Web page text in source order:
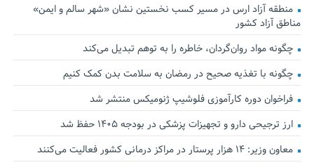
منطقه آزاد ارس در مسیر کسب نخستین نشان «شهر سالم و ایمن»
مناطق آزاد کشور
چگونه مواد روان‌گردان، خاطره را به توهم تبدیل می‌کند
چگونه با تغذیه صحیح در رمضان به سلامت بدن کمک کنیم
فراخوان دوره کارآموزی فلوشیپ ژنومیکس منتشر شد
ارز ترجیحی دارو و تجهیزات پزشکی در بودجه ۱۴۰۵ حفظ شد
معاون وزیر: ۱۴ هزار پرستار در مراکز درمانی کشور فعالیت می‌کنند